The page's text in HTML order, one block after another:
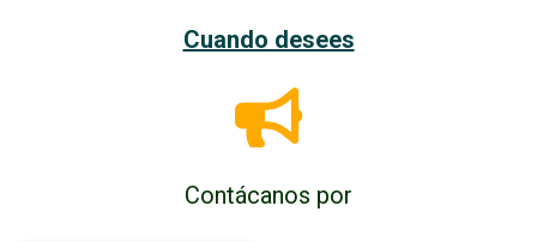
Cuando desees
Contácanos por